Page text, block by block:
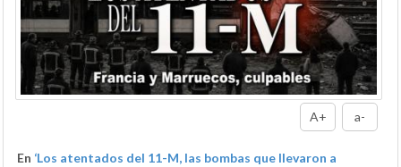
A+ a-
En ‘Los atentados del 11-M, las bombas que llevaron a